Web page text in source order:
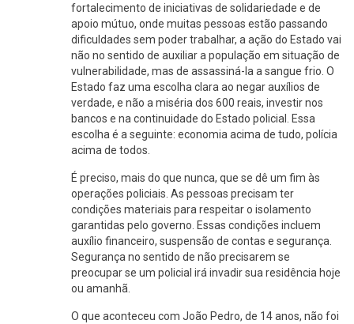
fortalecimento de iniciativas de solidariedade e de
apoio mútuo, onde muitas pessoas estão passando
dificuldades sem poder trabalhar, a ação do Estado vai
não no sentido de auxiliar a população em situação de
vulnerabilidade, mas de assassiná-la a sangue frio. O
Estado faz uma escolha clara ao negar auxílios de
verdade, e não a miséria dos 600 reais, investir nos
bancos e na continuidade do Estado policial. Essa
escolha é a seguinte: economia acima de tudo, polícia
acima de todos.
É preciso, mais do que nunca, que se dê um fim às
operações policiais. As pessoas precisam ter
condições materiais para respeitar o isolamento
garantidas pelo governo. Essas condições incluem
auxílio financeiro, suspensão de contas e segurança.
Segurança no sentido de não precisarem se
preocupar se um policial irá invadir sua residência hoje
ou amanhã.
O que aconteceu com João Pedro, de 14 anos, não foi